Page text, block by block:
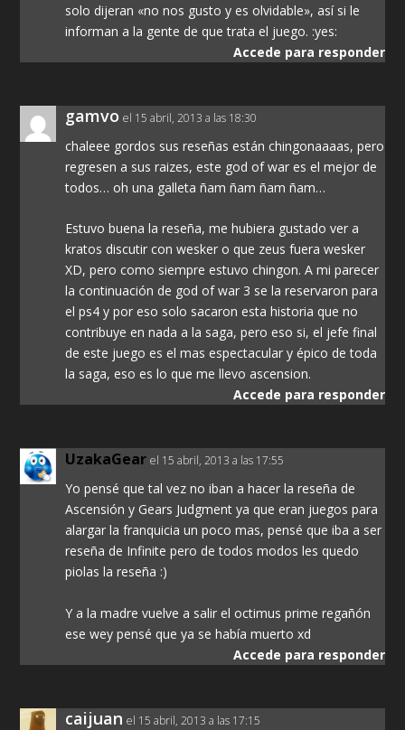
solo dijeran «no nos gusto y es olvidable», así si le
informan a la gente de que trata el juego. :yes:
Accede para responder
gamvo el 15 abril, 2013 a las 18:30
chaleee gordos sus reseñas están chingonaaaas, pero
regresen a sus raizes, este god of war es el mejor de
todos… oh una galleta ñam ñam ñam ñam…
Estuvo buena la reseña, me hubiera gustado ver a
kratos discutir con wesker o que zeus fuera wesker
XD, pero como siempre estuvo chingon. A mi parecer
la continuación de god of war 3 se la reservaron para
el ps4 y por eso solo sacaron esta historia que no
contribuye en nada a la saga, pero eso si, el jefe final
de este juego es el mas espectacular y épico de toda
la saga, eso es lo que me llevo ascension.
Accede para responder
UzakaGear el 15 abril, 2013 a las 17:55
Yo pensé que tal vez no iban a hacer la reseña de
Ascensión y Gears Judgment ya que eran juegos para
alargar la franquicia un poco mas, pensé que iba a ser
reseña de Infinite pero de todos modos les quedo
piolas la reseña :)
Y a la madre vuelve a salir el octimus prime regañón
ese wey pensé que ya se había muerto xd
Accede para responder
caijuan el 15 abril, 2013 a las 17:15